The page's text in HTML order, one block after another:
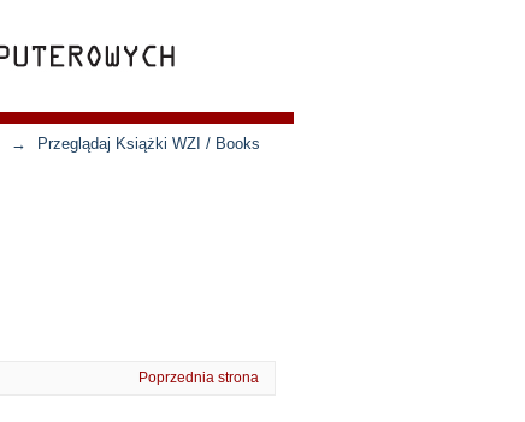
→
Przeglądaj Książki WZI / Books
Poprzednia strona